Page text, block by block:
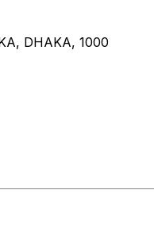
DHAKA, 1000